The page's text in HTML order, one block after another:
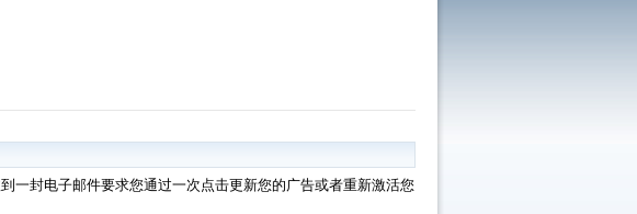
一封电子邮件要求您通过一次点击更新您的广告或者重新激活您